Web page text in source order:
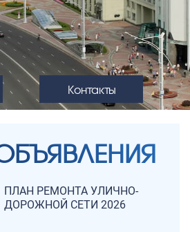
Контакты
ПЛАН РЕМОНТА УЛИЧНО-
ДОРОЖНОЙ СЕТИ 2026